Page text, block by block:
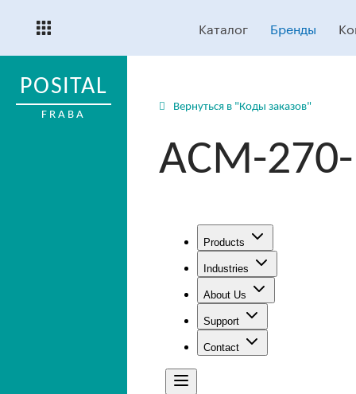
Каталог Бренды
POSITAL
FRABA
Вернуться в "Коды заказов"
ACM-